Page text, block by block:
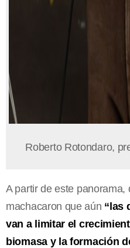
Roberto Rotondaro,
A partir de este panorama,
machacaron que aún “las
van a limitar el
biomasa y la formación